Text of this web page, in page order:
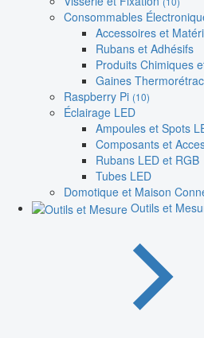
Consommables
Accessoires et
Rubans et Adhésifs
Produits Chimiques
Gaines
Raspberry Pi (10)
Éclairage LED
Ampoules et Spots
Composants et
Rubans LED et RGB
Tubes LED
Domotique et Maison
Outils et